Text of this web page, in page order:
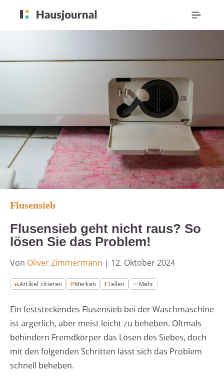
Flusensieb
Flusensieb geht nicht raus? So
lösen Sie das Problem!
Von Oliver Zimmermann | 12. Oktober 2024
Artikel zitieren Merken Teilen Mehr
Ein feststeckendes Flusensieb bei der Waschmaschine
ist ärgerlich, aber meist leicht zu beheben. Oftmals
behindern Fremdkörper das Lösen des Siebes, doch
mit den folgenden Schritten lässt sich das Problem
schnell beheben.